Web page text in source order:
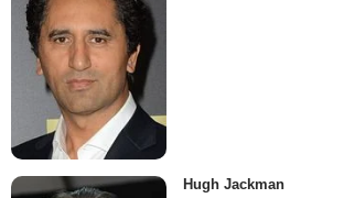
Hugh Jackman